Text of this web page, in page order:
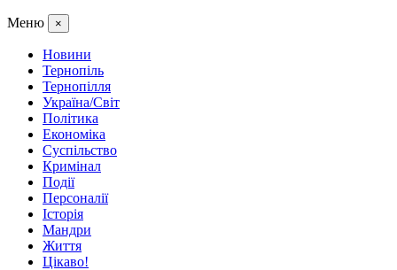
Меню ×
Новини
Тернопіль
Тернопілля
Україна/Світ
Політика
Економіка
Суспільство
Кримінал
Події
Персоналії
Історія
Мандри
Життя
Цікаво!